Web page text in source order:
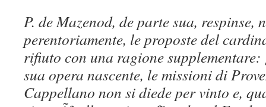
P. de Mazenod, de parte sua, respinse,
perentoriamente, le proposte del
rifiuto con una ragione
sua opera nascente, le missioni di
Cappellano non si diede per vinto e,